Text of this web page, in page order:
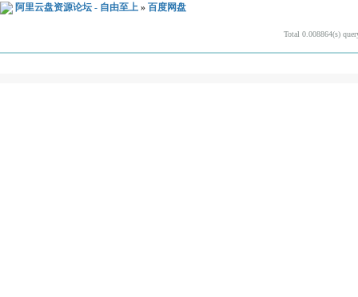
阿里云盘资源论坛 - 自由至上 » 百度网盘
Total 0.008864(s)